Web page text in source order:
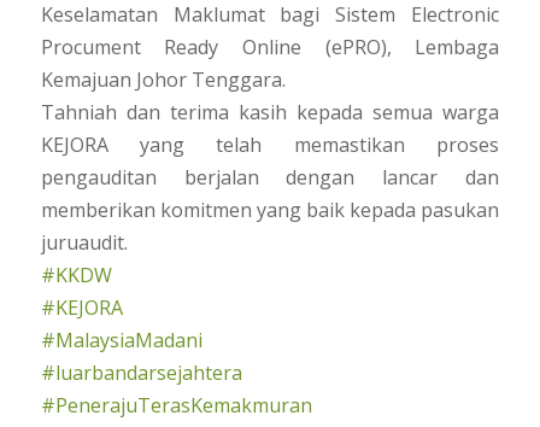
Keselamatan Maklumat bagi Sistem Electronic
Procument Ready Online (ePRO), Lembaga
Kemajuan Johor Tenggara.
Tahniah dan terima kasih kepada semua warga
KEJORA yang telah memastikan proses
pengauditan berjalan dengan lancar dan
memberikan komitmen yang baik kepada pasukan
juruaudit.
#KKDW
#KEJORA
#MalaysiaMadani
#luarbandarsejahtera
#PenerajuTerasKemakmuran